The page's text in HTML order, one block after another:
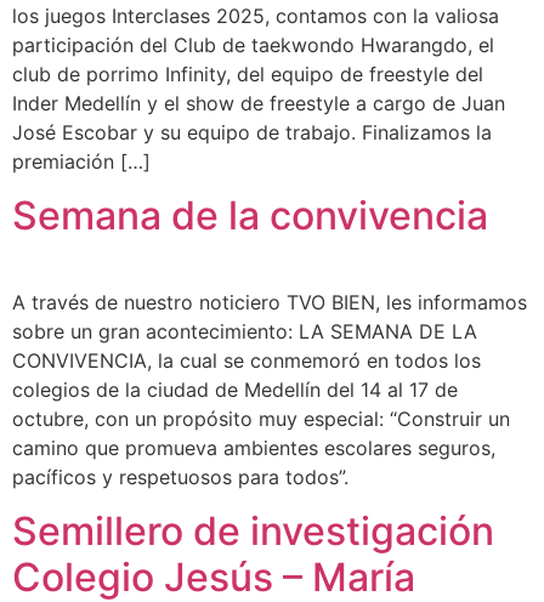
los juegos Interclases 2025, contamos con la valiosa
participación del Club de taekwondo Hwarangdo, el
club de porrimo Infinity, del equipo de freestyle del
Inder Medellín y el show de freestyle a cargo de Juan
José Escobar y su equipo de trabajo. Finalizamos la
premiación […]
Semana de la convivencia
A través de nuestro noticiero TVO BIEN, les informamos
sobre un gran acontecimiento: LA SEMANA DE LA
CONVIVENCIA, la cual se conmemoró en todos los
colegios de la ciudad de Medellín del 14 al 17 de
octubre, con un propósito muy especial: “Construir un
camino que promueva ambientes escolares seguros,
pacíficos y respetuosos para todos”.
Semillero de investigación
Colegio Jesús – María